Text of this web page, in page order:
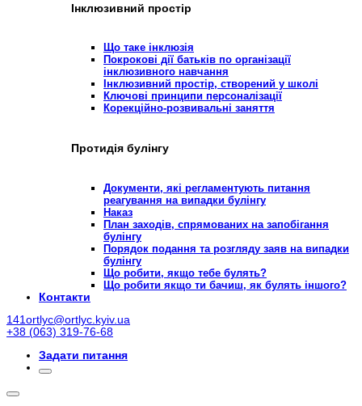
Інклюзивний простір
Що таке інклюзія
Покрокові дії батьків по організації
інклюзивного навчання
Інклюзивний простір, створений у школі
Ключові принципи персоналізації
Корекційно-розвивальні заняття
Протидія булінгу
Документи, які регламентують питання
реагування на випадки булінгу
Наказ
План заходів, спрямованих на запобігання
булінгу
Порядок подання та розгляду заяв на випадки
булінгу
Що робити, якщо тебе булять?
Що робити якщо ти бачиш, як булять іншого?
Контакти
141ortlyc@ortlyc.kyiv.ua
+38 (063) 319-76-68
Задати питання